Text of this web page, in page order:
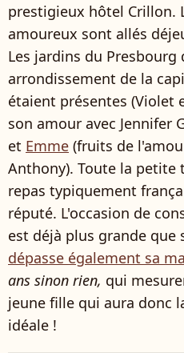
prestigieux hôtel Crillon.
amoureux sont allés
Les jardins du
arrondissement de la
étaient présentes (Violet
son amour avec Jennifer
et Emme (fruits de
Anthony). Toute la
repas typiquement
réputé. L'occasion de
est déjà plus grande que
dépasse également sa
ans sinon rien, qui
jeune fille qui aura donc
idéale !